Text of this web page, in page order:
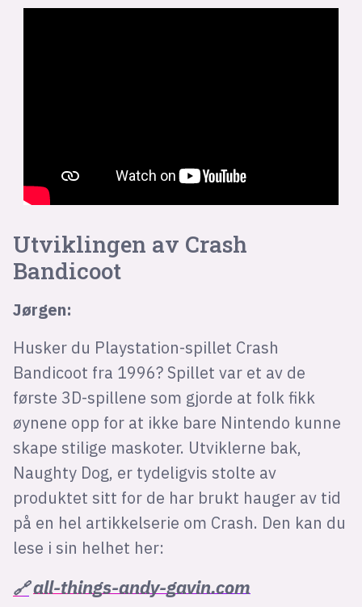
Utviklingen av Crash
Bandicoot
Jørgen:
Husker du Playstation-spillet Crash
Bandicoot fra 1996? Spillet var et av de
første 3D-spillene som gjorde at folk fikk
øynene opp for at ikke bare Nintendo kunne
skape stilige maskoter. Utviklerne bak,
Naughty Dog, er tydeligvis stolte av
produktet sitt for de har brukt hauger av tid
på en hel artikkelserie om Crash. Den kan du
lese i sin helhet her:
🔗 all-things-andy-gavin.com